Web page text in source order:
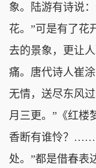
象。陆游有诗说
花。”可是有了花
去的景象，更让
痛。唐代诗人崔
无情，送尽东风
月三更。”《红楼
香断有谁怜？……
处。”都是借春表